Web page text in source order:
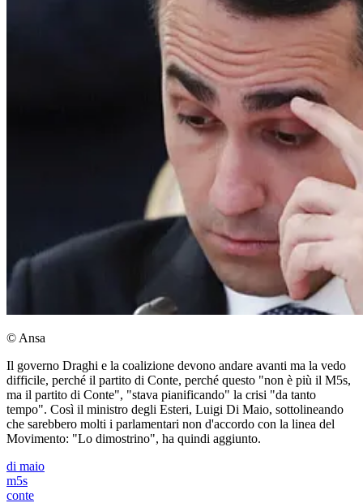
© Ansa
Il governo Draghi e la coalizione devono andare avanti ma la vedo
difficile, perché il partito di Conte, perché questo "non è più il M5s,
ma il partito di Conte", "stava pianificando" la crisi "da tanto
tempo". Così il ministro degli Esteri, Luigi Di Maio, sottolineando
che sarebbero molti i parlamentari non d'accordo con la linea del
Movimento: "Lo dimostrino", ha quindi aggiunto.
di maio
m5s
conte